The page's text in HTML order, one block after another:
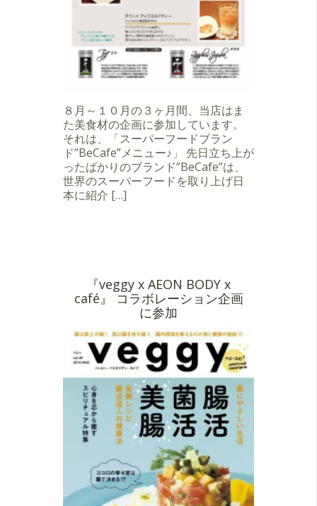
８月～１０月の３ヶ月間、当店はま
た美食材の企画に参加しています。
それは、「スーパーフードブラン
ド”BeCafe”メニュー♪」 先日立ち上が
ったばかりのブランド”BeCafe”は、
世界のスーパーフードを取り上げ日
本に紹介 […]
『veggy x AEON BODY x
café』 コラボレーション企画
に参加